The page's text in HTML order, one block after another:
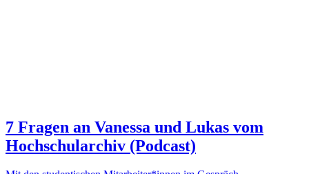
7 Fragen an Vanessa und Lukas vom
Hochschularchiv (Podcast)